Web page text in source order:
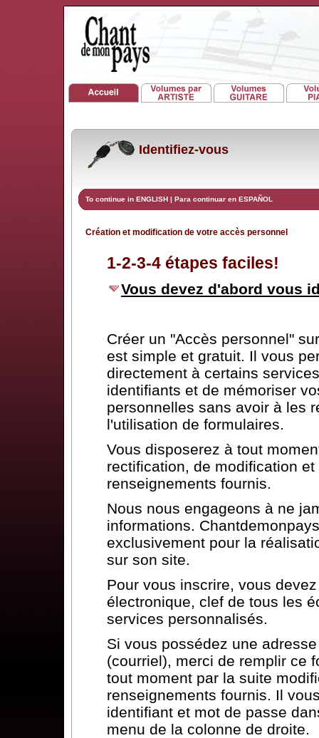
Identifiez-vous
To continue in ENGLISH | Para continuar en ESPAÑOL
Création et modification de votre accès personnel
1-2-3-4 étapes faciles!
Vous devez d'abord vous
Créer un "Accès personnel"
est simple et gratuit. Il vous
directement à certains
identifiants et de mémoriser
personnelles sans avoir à les
l'utilisation de formulaires.
Vous disposerez à tout
rectification, de modification
renseignements fournis.
Nous nous engageons à ne
informations.
exclusivement pour la
sur son site.
Pour vous inscrire, vous
électronique, clef de tous les
services personnalisés.
Si vous possédez une
(courriel), merci de remplir ce
tout moment par la suite
renseignements fournis. Il
identifiant et mot de passe
menu de la colonne de droite.